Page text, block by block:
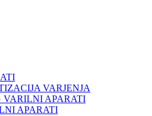
VARJENJA
VARILNI APARATI
APARATI